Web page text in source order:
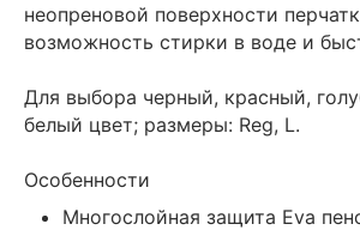
неопреновой поверхности
возможность стирки в воде и
Для выбора черный, красный,
белый цвет; размеры: Reg, L.
Особенности
Многослойная защита Eva